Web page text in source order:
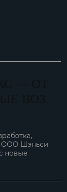
ООО Шэньси
новые